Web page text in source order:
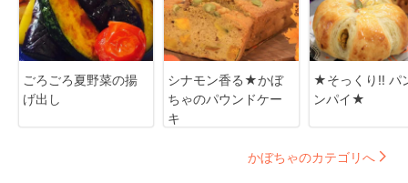
ごろごろ夏野菜の揚
げ出し
シナモン香る★かぼ
ちゃのパウンドケー
キ
★そっくり!! パ
ンパイ★
かぼちゃのカテゴリへ